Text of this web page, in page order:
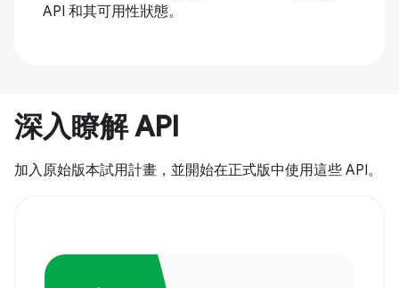
API 和其可用性狀態。
深入瞭解 API
加入原始版本試用計畫，並開始在正式版中使用這些 API。